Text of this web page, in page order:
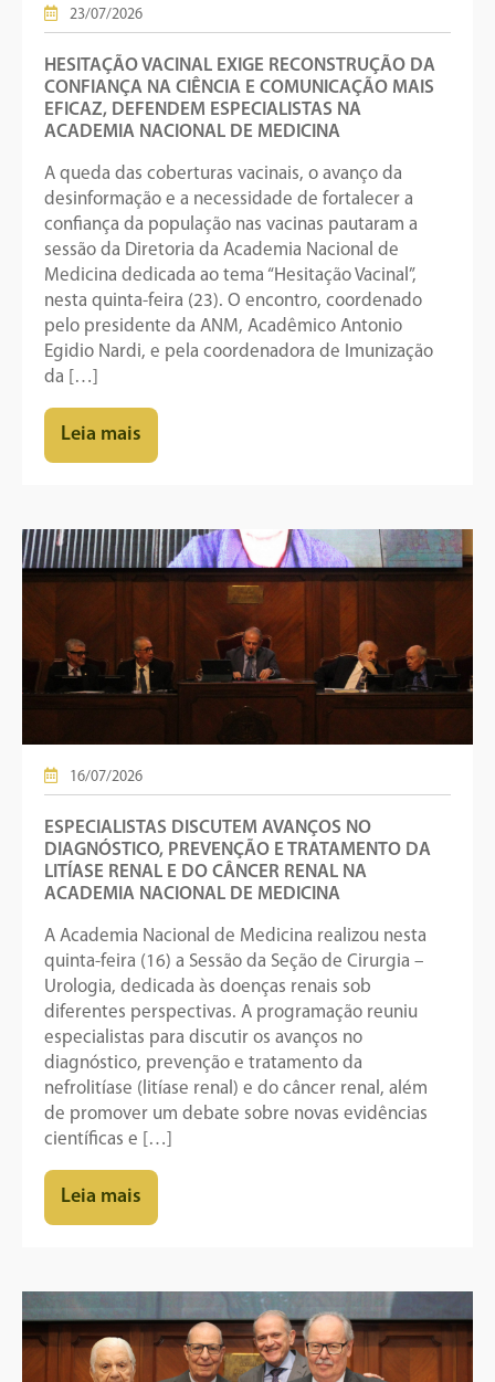
23/07/2026
HESITAÇÃO VACINAL EXIGE RECONSTRUÇÃO DA
CONFIANÇA NA CIÊNCIA E COMUNICAÇÃO MAIS
EFICAZ, DEFENDEM ESPECIALISTAS NA
ACADEMIA NACIONAL DE MEDICINA
A queda das coberturas vacinais, o avanço da
desinformação e a necessidade de fortalecer a
confiança da população nas vacinas pautaram a
sessão da Diretoria da Academia Nacional de
Medicina dedicada ao tema “Hesitação Vacinal”,
nesta quinta-feira (23). O encontro, coordenado
pelo presidente da ANM, Acadêmico Antonio
Egidio Nardi, e pela coordenadora de Imunização
da […]
Leia mais
16/07/2026
ESPECIALISTAS DISCUTEM AVANÇOS NO
DIAGNÓSTICO, PREVENÇÃO E TRATAMENTO DA
LITÍASE RENAL E DO CÂNCER RENAL NA
ACADEMIA NACIONAL DE MEDICINA
A Academia Nacional de Medicina realizou nesta
quinta-feira (16) a Sessão da Seção de Cirurgia –
Urologia, dedicada às doenças renais sob
diferentes perspectivas. A programação reuniu
especialistas para discutir os avanços no
diagnóstico, prevenção e tratamento da
nefrolitíase (litíase renal) e do câncer renal, além
de promover um debate sobre novas evidências
científicas e […]
Leia mais